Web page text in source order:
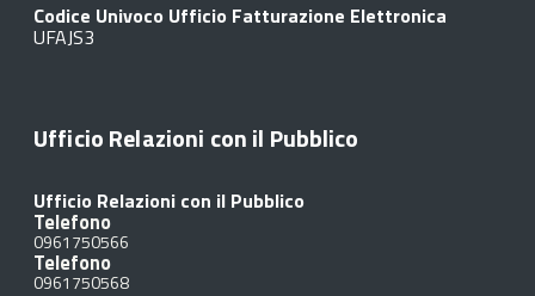
Codice Univoco Ufficio Fatturazione Elettronica
UFAJS3
Ufficio Relazioni con il Pubblico
Ufficio Relazioni con il Pubblico
Telefono
0961750566
Telefono
0961750568